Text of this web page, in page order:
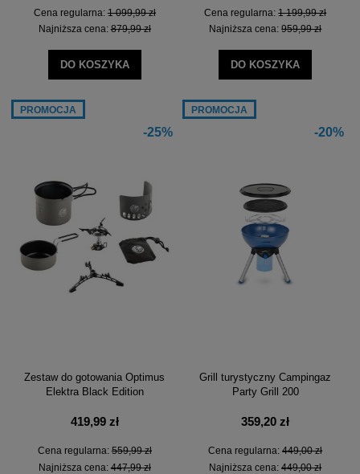
Cena regularna:1 099,99 zł
Najniższa cena:879,99 zł
DO KOSZYKA
Cena regularna:1 199,99 zł
Najniższa cena:959,99 zł
DO KOSZYKA
-25%
Zestaw do gotowania Optimus
Elektra Black Edition
419,99 zł
Cena regularna:559,99 zł
Najniższa cena:447,99 zł
PROMOCJA
-20%
Grill turystyczny Campingaz
Party Grill 200
359,20 zł
Cena regularna:449,00 zł
Najniższa cena:449,00 zł
PROMOCJA